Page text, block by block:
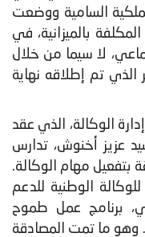
السامية ووضعت
بالميزانية، في
لا سيما من خلال
الذي تم إطلاقه نهاية
الوكالة، الذي عقد
عزيز أخنوش، تدارس
بتفعيل مهام الوكالة.
الوطنية للدعم
برنامج عمل طموح
وهو ما تمت المصادقة